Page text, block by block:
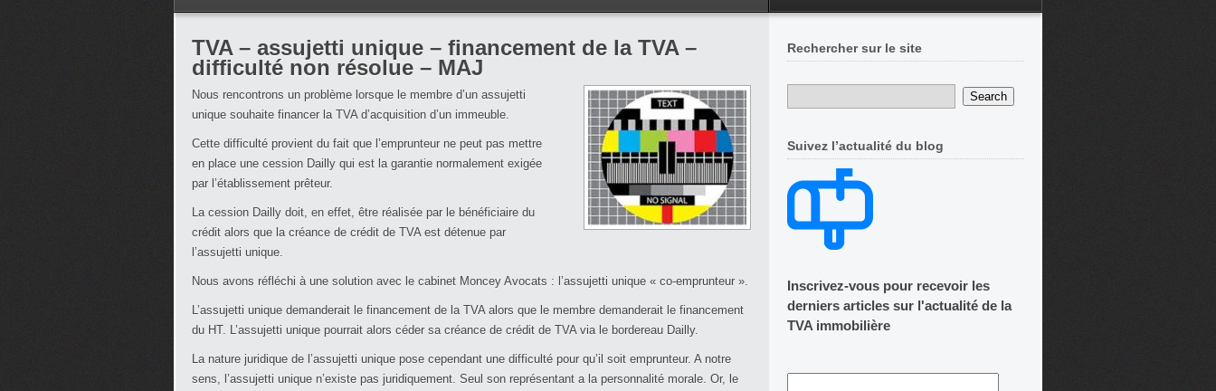
TVA – assujetti unique – financement de la TVA –
difficulté non résolue – MAJ
Nous rencontrons un problème lorsque le membre d’un assujetti
unique souhaite financer la TVA d’acquisition d’un immeuble.
Cette difficulté provient du fait que l’emprunteur ne peut pas mettre
en place une cession Dailly qui est la garantie normalement exigée
par l’établissement prêteur.
La cession Dailly doit, en effet, être réalisée par le bénéficiaire du
crédit alors que la créance de crédit de TVA est détenue par
l’assujetti unique.
Nous avons réfléchi à une solution avec le cabinet Moncey Avocats : l’assujetti unique « co-emprunteur ».
L’assujetti unique demanderait le financement de la TVA alors que le membre demanderait le financement
du HT. L’assujetti unique pourrait alors céder sa créance de crédit de TVA via le bordereau Dailly.
La nature juridique de l’assujetti unique pose cependant une difficulté pour qu’il soit emprunteur. A notre
sens, l’assujetti unique n’existe pas juridiquement. Seul son représentant a la personnalité morale. Or, le
Rechercher sur le site
Suivez l’actualité du blog
Inscrivez-vous pour recevoir les
derniers articles sur l'actualité de la
TVA immobilière